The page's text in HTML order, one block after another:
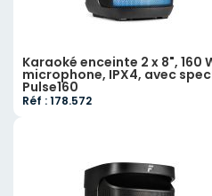
Karaoké enceinte 2 x 8", 160
microphone, IPX4, avec
Pulse160
Réf : 178.572